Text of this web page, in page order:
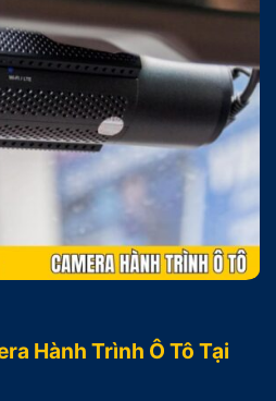
Hành Trình Ô Tô Tại